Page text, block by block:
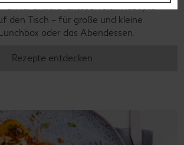
ohne. Unsere laktosefreien Rezepte
den Tisch – für große und kleine
oder das Abendessen.
Rezepte entdecken